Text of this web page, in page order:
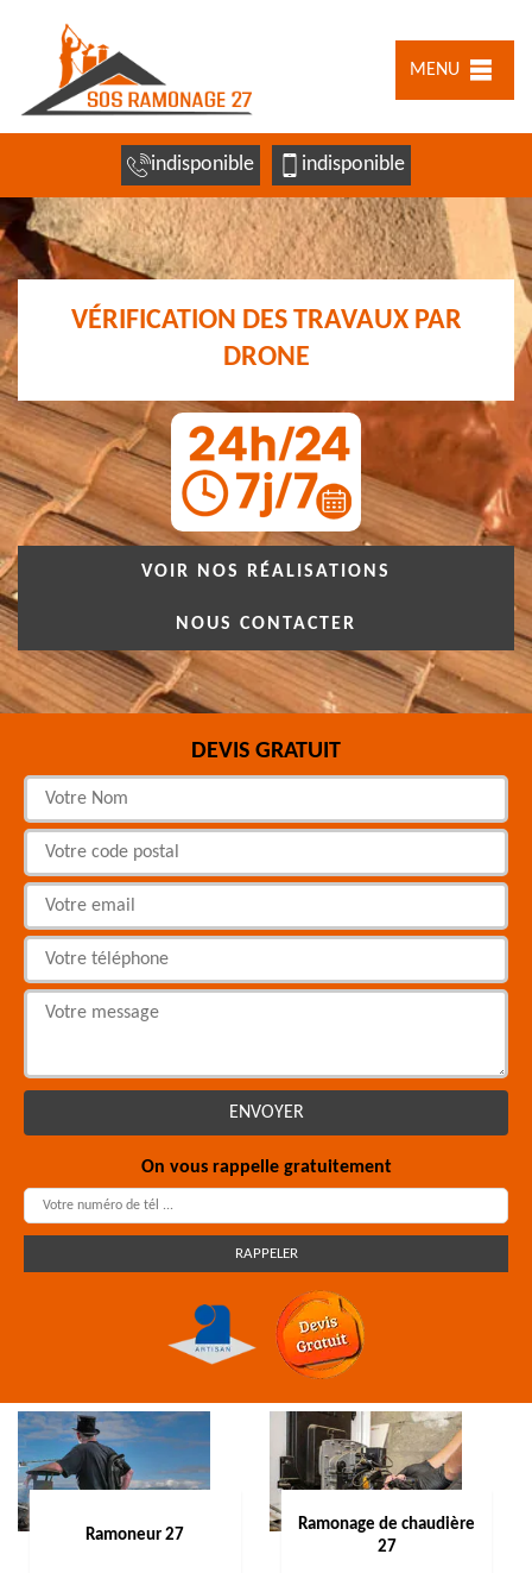
MENU
indisponible indisponible
VÉRIFICATION DES TRAVAUX PAR
DRONE
VOIR NOS RÉALISATIONS
NOUS CONTACTER
DEVIS GRATUIT
On vous rappelle gratuitement
Ramoneur 27
Ramonage de chaudière
27